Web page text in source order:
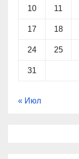
10 11
17 18
24 25
31
« Июл